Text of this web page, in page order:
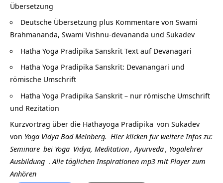
Übersetzung
Deutsche Übersetzung plus Kommentare von Swami
Brahmananda, Swami Vishnu-devananda und Sukadev
Hatha Yoga Pradipika Sanskrit Text auf Devanagari
Hatha Yoga Pradipika Sanskrit: Devanangari und
römische Umschrift
Hatha Yoga Pradipika Sanskrit – nur römische Umschrift
und Rezitation
Kurzvortrag über die Hathayoga Pradipika von Sukadev
von Yoga Vidya Bad Meinberg. Hier klicken für weitere Infos zu:
Seminare bei Yoga Vidya, Meditation,Ayurveda, Yogalehrer
Ausbildung .Alle täglichen Inspirationen mp3 mit Player zum
Anhören